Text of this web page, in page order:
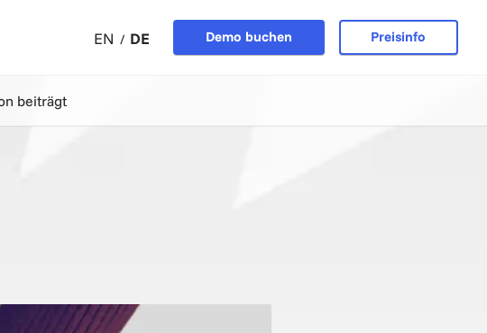
EN DE Demo buchen Preisinfo
beiträgt